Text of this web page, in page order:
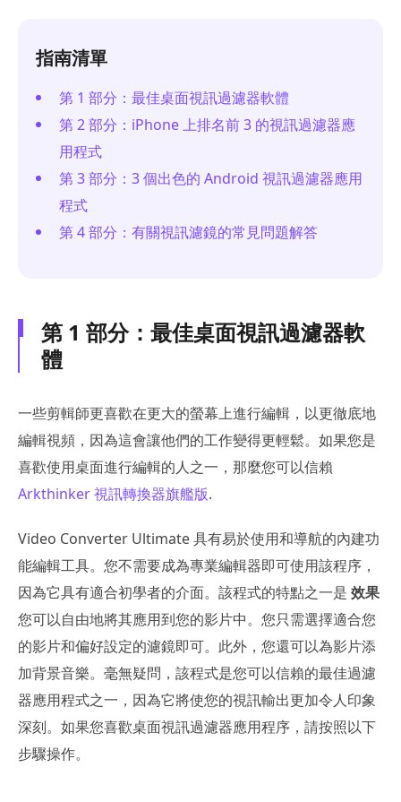
指南清單
第 1 部分：最佳桌面視訊過濾器軟體
第 2 部分：iPhone 上排名前 3 的視訊過濾器應
用程式
第 3 部分：3 個出色的 Android 視訊過濾器應用
程式
第 4 部分：有關視訊濾鏡的常見問題解答
第 1 部分：最佳桌面視訊過濾器軟
體
一些剪輯師更喜歡在更大的螢幕上進行編輯，以更徹底地
編輯視頻，因為這會讓他們的工作變得更輕鬆。如果您是
喜歡使用桌面進行編輯的人之一，那麼您可以信賴
Arkthinker 視訊轉換器旗艦版.
Video Converter Ultimate 具有易於使用和導航的內建功
能編輯工具。您不需要成為專業編輯器即可使用該程序，
因為它具有適合初學者的介面。該程式的特點之一是 效果
您可以自由地將其應用到您的影片中。您只需選擇適合您
的影片和偏好設定的濾鏡即可。此外，您還可以為影片添
加背景音樂。毫無疑問，該程式是您可以信賴的最佳過濾
器應用程式之一，因為它將使您的視訊輸出更加令人印象
深刻。如果您喜歡桌面視訊過濾器應用程序，請按照以下
步驟操作。